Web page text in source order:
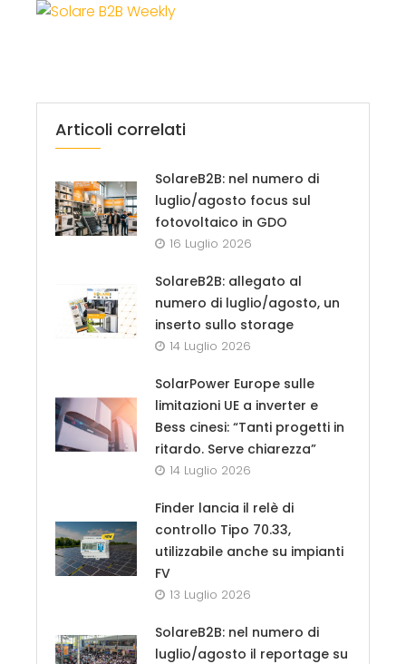
Articoli correlati
SolareB2B: nel numero di
luglio/agosto focus sul
fotovoltaico in GDO
16 Luglio 2026
SolareB2B: allegato al
numero di luglio/agosto, un
inserto sullo storage
14 Luglio 2026
SolarPower Europe sulle
limitazioni UE a inverter e
Bess cinesi: “Tanti progetti in
ritardo. Serve chiarezza”
14 Luglio 2026
Finder lancia il relè di
controllo Tipo 70.33,
utilizzabile anche su impianti
FV
13 Luglio 2026
SolareB2B: nel numero di
luglio/agosto il reportage su